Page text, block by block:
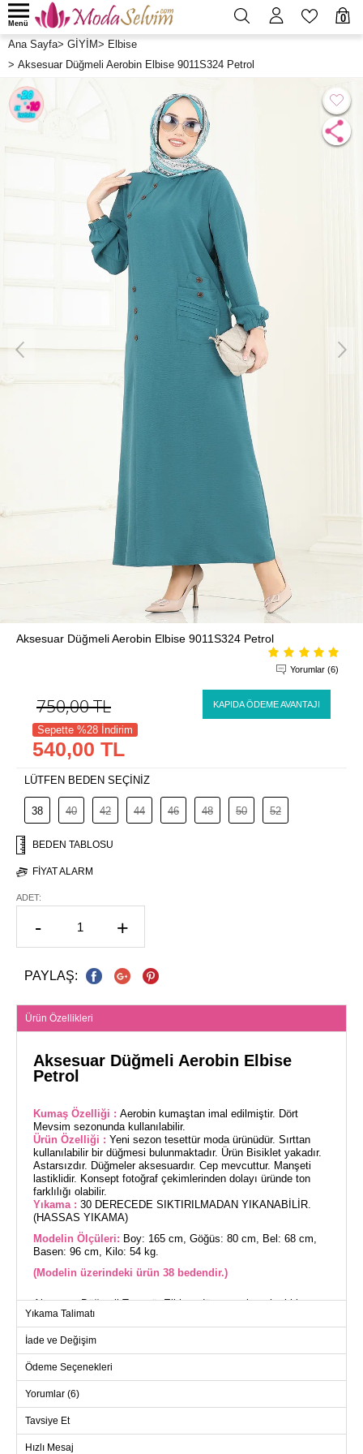
0
Menü
Ana Sayfa> GİYİM> Elbise
> Aksesuar Düğmeli Aerobin Elbise 9011S324 Petrol
Aksesuar Düğmeli Aerobin Elbise 9011S324 Petrol
Yorumlar (6)
750,00TL KAPIDA ÖDEME AVANTAJI
Sepette %28 İndirim
540,00 TL
LÜTFEN BEDEN SEÇİNİZ
38 40 42 44 46 48 50 52
BEDEN TABLOSU
FIYAT ALARM
ADET:
- +
PAYLAŞ:
Ürün Özellikleri
Aksesuar Düğmeli Aerobin Elbise
Petrol
Kumaş Özelliği : Aerobin kumaştan imal edilmiştir. Dört
Mevsim sezonunda kullanılabilir.
Ürün Özelliği : Yeni sezon tesettür moda ürünüdür. Sırttan
kullanılabilir bir düğmesi bulunmaktadır. Ürün Bisiklet yakadır.
Astarsızdır. Düğmeler aksesuardır. Cep mevcuttur. Manşeti
lastiklidir. Konsept fotoğraf çekimlerinden dolayı üründe ton
farklılığı olabilir.
Yıkama : 30 DERECEDE SIKTIRILMADAN YIKANABİLİR.
(HASSAS YIKAMA)
Modelin Ölçüleri: Boy: 165 cm, Göğüs: 80 cm, Bel: 68 cm,
Basen: 96 cm, Kilo: 54 kg.
(Modelin üzerindeki ürün 38 bedendir.)
Aksesuar Düğmeli Tesettür Elbise, dört mevsim rahatlıkla
kullanılabilir bir modeldir. Özenle tasarlanmış bu elbise, 30
derecede hassas yıkama ile temizlenebilir. Aerobin kumaştan
üretilmiş olup, hafif ve nefes alabilir özelliktedir. Şık bisiklet
yakası ve manşetleri lastikli tasarımıyla modern bir görünüm
sunar. Astarsız yapısı ve yan cepleri ile pratik bir kullanım
sağlar. Modelin üzerindeki ürün 38 bedendir.
ELBİSE BEDEN ÖLÇÜLERİ
Beden
Göğüs
Boy
Yıkama Talimatı
İade ve Değişim
Ödeme Seçenekleri
Yorumlar (6)
Tavsiye Et
Hızlı Mesaj